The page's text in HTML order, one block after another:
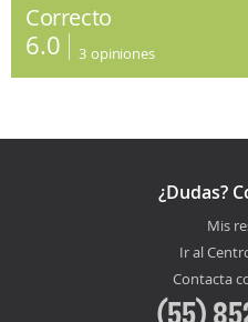
Correcto
6.0 3 opiniones
¿Dudas?
Mis
Ir al
Contacta
(55)